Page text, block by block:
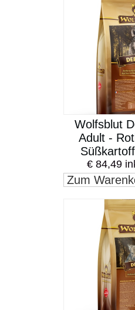
Wolfsblut
Adult -
€ 84,49
Zum